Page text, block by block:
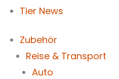
Tier News
Zubehör
Reise & Transport
Auto